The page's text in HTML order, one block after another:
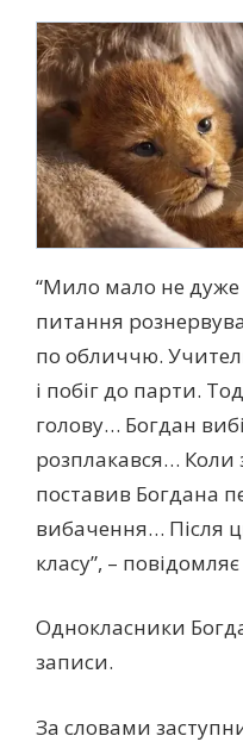
“Мило мало не
питання
по обличчю.
і побіг до парти.
голову… Богдан
розплакався… Коли
поставив Богдана
вибачення… Після
класу”, –
Однокласники
записи.
За словами